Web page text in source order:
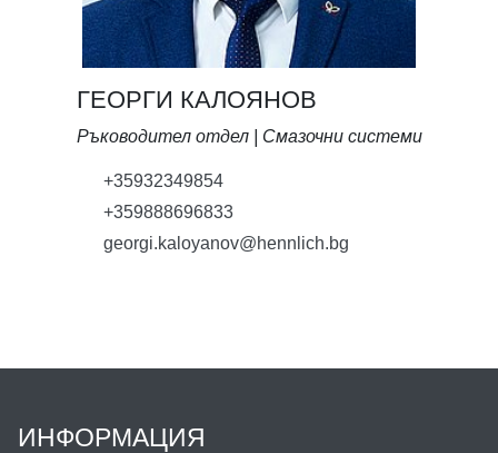
ГЕОРГИ КАЛОЯНОВ
Ръководител отдел | Смазочни системи
+35932349854
+359888696833
georgi.kaloyanov@hennlich.bg
ИНФОРМАЦИЯ